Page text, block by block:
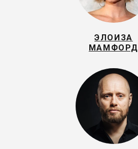
ЭЛОИЗА
МАМФОРД